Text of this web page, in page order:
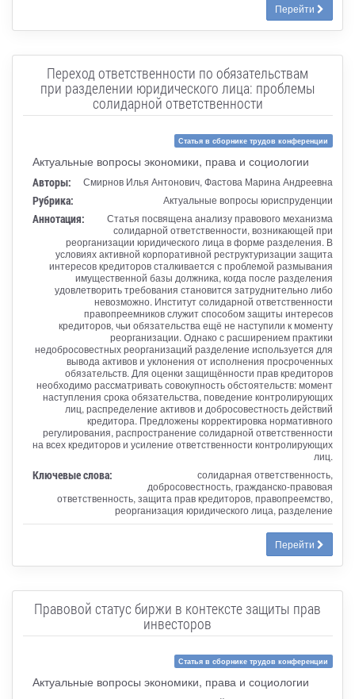
Перейти
Переход ответственности по обязательствам
при разделении юридического лица: проблемы
солидарной ответственности
Статья в сборнике трудов конференции
Актуальные вопросы экономики, права и социологии
Авторы: Смирнов Илья Антонович, Фастова Марина Андреевна
Рубрика: Актуальные вопросы юриспруденции
Аннотация:
Статья посвящена анализу правового механизма
солидарной ответственности, возникающей при
реорганизации юридического лица в форме разделения. В
условиях активной корпоративной реструктуризации защита
интересов кредиторов сталкивается с проблемой размывания
имущественной базы должника, когда после разделения
удовлетворить требования становится затруднительно либо
невозможно. Институт солидарной ответственности
правопреемников служит способом защиты интересов
кредиторов, чьи обязательства ещё не наступили к моменту
реорганизации. Однако с расширением практики
недобросовестных реорганизаций разделение используется для
вывода активов и уклонения от исполнения просроченных
обязательств. Для оценки защищённости прав кредиторов
необходимо рассматривать совокупность обстоятельств: момент
наступления срока обязательства, поведение контролирующих
лиц, распределение активов и добросовестность действий
кредитора. Предложены корректировка нормативного
регулирования, распространение солидарной ответственности
на всех кредиторов и усиление ответственности контролирующих
лиц.
Ключевые слова:
солидарная ответственность,
добросовестность, гражданско-правовая
ответственность, защита прав кредиторов, правопреемство,
реорганизация юридического лица, разделение
Перейти
Правовой статус биржи в контексте защиты прав
инвесторов
Статья в сборнике трудов конференции
Актуальные вопросы экономики, права и социологии